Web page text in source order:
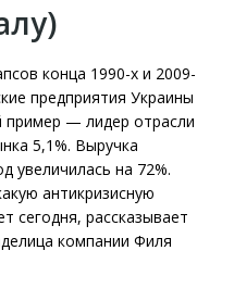
конца 1990-х и 2009-
предприятия Украины
— лидер отрасли
5,1%. Выручка
увеличилась на 72%.
антикризисную
сегодня, рассказывает
компании Филя